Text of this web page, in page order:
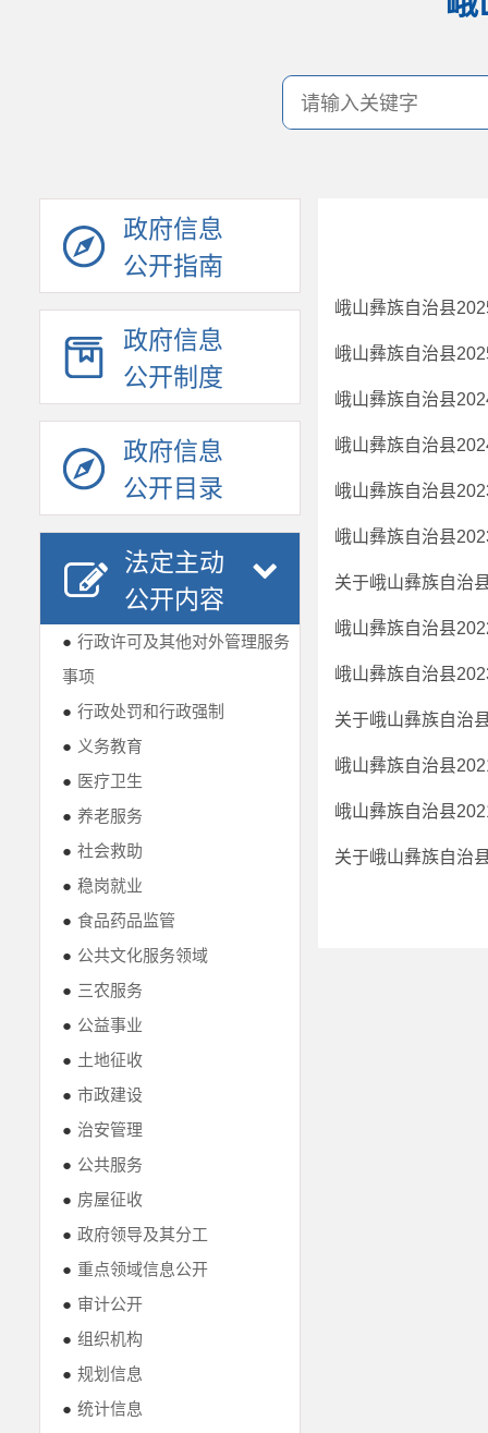
政府信息
公开指南
政府信息
公开制度
政府信息
公开目录
法定主动
公开内容
● 行政许可及其他对外管理服务
事项
● 行政处罚和行政强制
● 义务教育
● 医疗卫生
● 养老服务
● 社会救助
● 稳岗就业
● 食品药品监管
● 公共文化服务领域
● 三农服务
● 公益事业
● 土地征收
● 市政建设
● 治安管理
● 公共服务
● 房屋征收
● 政府领导及其分工
● 重点领域信息公开
● 审计公开
● 组织机构
● 规划信息
● 统计信息
峨山彝族自治县
峨山彝族自治县
峨山彝族自治县
峨山彝族自治县
峨山彝族自治县
峨山彝族自治县